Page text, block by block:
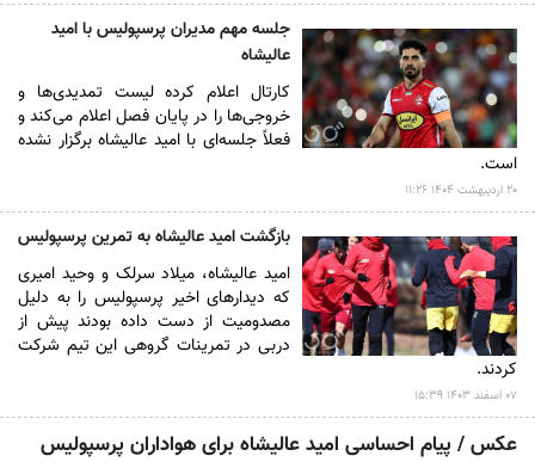
جلسه مهم مدیران پرسپولیس با امید
عالیشاه
کارتال اعلام کرده لیست تمدیدی‌ها و
خروجی‌ها را در پایان فصل اعلام می‌کند و
فعلاً جلسه‌ای با امید عالیشاه برگزار نشده
است.
۲۰ ارديبهشت ۱۴۰۴ ۱۱:۲۶
بازگشت امید عالیشاه به تمرین پرسپولیس
امید عالیشاه، میلاد سرلک و و‌حید امیری
که دیدارهای اخیر پرسپولیس را به‌ دلیل
مصدومیت از دست داده بودند پیش از
دربی در تمرینات گروهی این تیم شرکت
کردند.
۰۷ اسفند ۱۴۰۳ ۱۵:۳۹
عکس / پیام احساسی امید عالیشاه برای هواداران پرسپولیس